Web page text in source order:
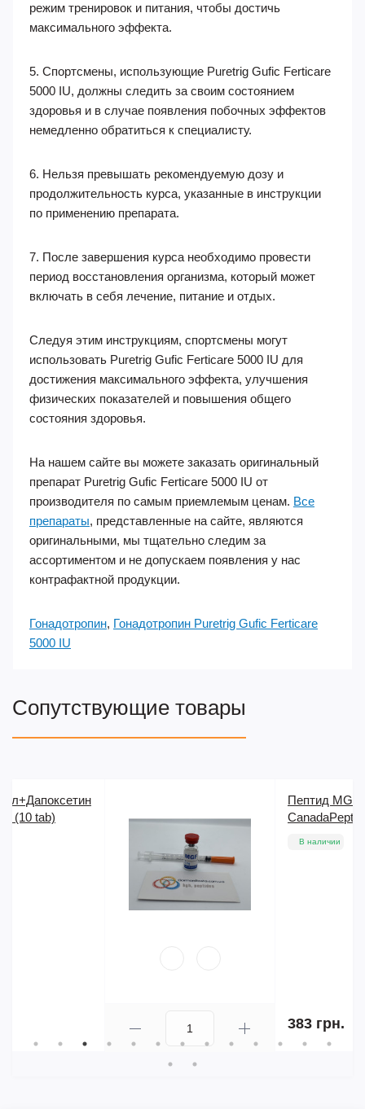
режим тренировок и питания, чтобы достичь
максимального эффекта.
5. Спортсмены, использующие Puretrig Gufic Ferticare
5000 IU, должны следить за своим состоянием
здоровья и в случае появления побочных эффектов
немедленно обратиться к специалисту.
6. Нельзя превышать рекомендуемую дозу и
продолжительность курса, указанные в инструкции
по применению препарата.
7. После завершения курса необходимо провести
период восстановления организма, который может
включать в себя лечение, питание и отдых.
Следуя этим инструкциям, спортсмены могут
использовать Puretrig Gufic Ferticare 5000 IU для
достижения максимального эффекта, улучшения
физических показателей и повышения общего
состояния здоровья.
На нашем сайте вы можете заказать оригинальный
препарат Puretrig Gufic Ferticare 5000 IU от
производителя по самым приемлемым ценам. Все
препараты, представленные на сайте, являются
оригинальными, мы тщательно следим за
ассортиментом и не допускаем появления у нас
контрафактной продукции.
Гонадотропин, Гонадотропин Puretrig Gufic Ferticare
5000 IU
Сопутствующие товары
Пептид MGF (2 mg)
CanadaPeptides
383 грн.